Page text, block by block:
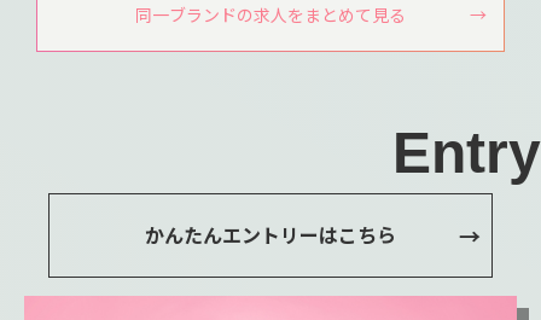
同一ブランドの求人をまとめて見る
Entry
かんたんエントリーはこちら